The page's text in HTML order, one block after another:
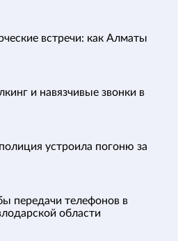
встречи: как Алматы
и навязчивые звонки в
устроила погоню за
передачи телефонов в
области